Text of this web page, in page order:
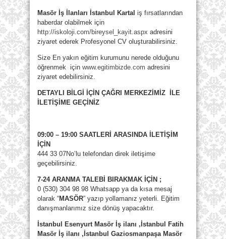
Masör İş İlanları İstanbul Kartal iş fırsatlarından
haberdar olabilmek için
http://iskoloji.com/bireysel_kayit.aspx adresini
ziyaret ederek Profesyonel CV oluşturabilirsiniz.
Size En yakın eğitim kurumunu nerede olduğunu
öğrenmek için www.egitimbizde.com adresini
ziyaret edebilirsiniz.
DETAYLI BİLGİ İÇİN ÇAĞRI MERKEZİMİZ İLE
İLETİŞİME GEÇİNİZ
09:00 – 19:00 SAATLERİ ARASINDA İLETİŞİM
İÇİN
444 33 07No’lu telefondan direk iletişime
geçebilirsiniz.
7-24 ARANMA TALEBİ BIRAKMAK İÇİN ;
0 (530) 304 98 98 Whatsapp ya da kısa mesaj
olarak “MASÖR” yazıp yollamanız yeterli. Eğitim
danışmanlarımız size dönüş yapacaktır.
İstanbul Esenyurt Masör İş ilanı ,İstanbul Fatih
Masör İş ilanı ,İstanbul Gaziosmanpaşa Masör